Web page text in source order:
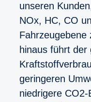
unseren
NOx, HC, CO
Fahrzeugebene
hinaus führt der
geringeren
niedrigere